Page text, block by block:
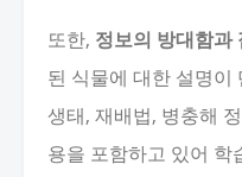
또한, 정보의 방대함과
된 식물에 대한 설명이
생태, 재배법, 병충해
용을 포함하고 있어 학